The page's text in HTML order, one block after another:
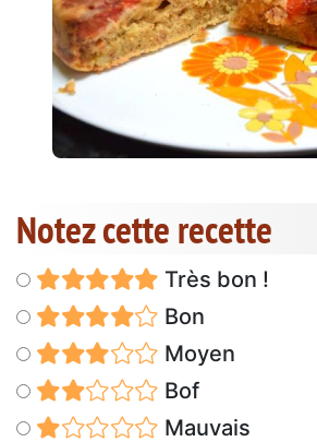
Notez cette recette
Très bon !
Bon
Moyen
Bof
Mauvais